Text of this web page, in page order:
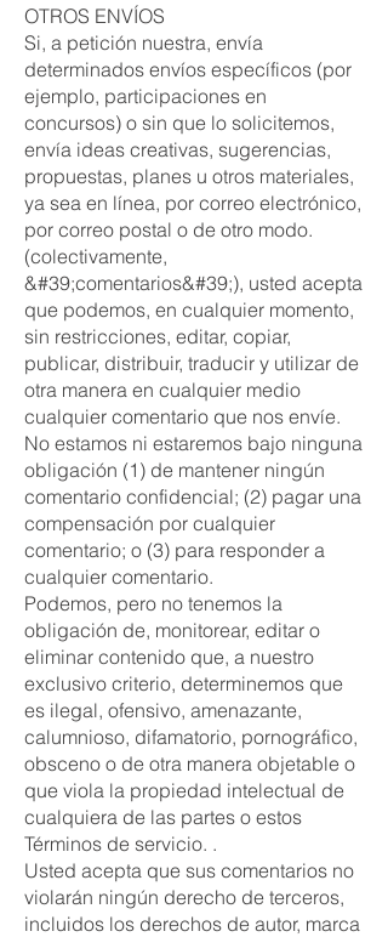
OTROS ENVÍOS
Si, a petición nuestra, envía
determinados envíos específicos (por
ejemplo, participaciones en
concursos) o sin que lo solicitemos,
envía ideas creativas, sugerencias,
propuestas, planes u otros materiales,
ya sea en línea, por correo electrónico,
por correo postal o de otro modo.
(colectivamente,
&#39;comentarios&#39;), usted acepta
que podemos, en cualquier momento,
sin restricciones, editar, copiar,
publicar, distribuir, traducir y utilizar de
otra manera en cualquier medio
cualquier comentario que nos envíe.
No estamos ni estaremos bajo ninguna
obligación (1) de mantener ningún
comentario confidencial; (2) pagar una
compensación por cualquier
comentario; o (3) para responder a
cualquier comentario.
Podemos, pero no tenemos la
obligación de, monitorear, editar o
eliminar contenido que, a nuestro
exclusivo criterio, determinemos que
es ilegal, ofensivo, amenazante,
calumnioso, difamatorio, pornográfico,
obsceno o de otra manera objetable o
que viola la propiedad intelectual de
cualquiera de las partes o estos
Términos de servicio. .
Usted acepta que sus comentarios no
violarán ningún derecho de terceros,
incluidos los derechos de autor, marca